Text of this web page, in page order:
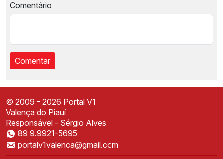
Comentário
Instale o Portal V1
Acesse mais rápido direto da sua tela inicial
© 2009 - 2026 Portal V1
Valença do Piauí
Responsável - Sérgio Alves
89 9.9921-5695
portalv1valenca@gmail.com